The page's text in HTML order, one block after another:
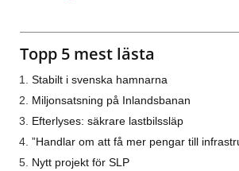
Topp 5 mest lästa
Stabilt i svenska hamnarna
Miljonsatsning på Inlandsbanan
Efterlyses: säkrare lastbilssläp
”Handlar om att få mer pengar till
Nytt projekt för SLP